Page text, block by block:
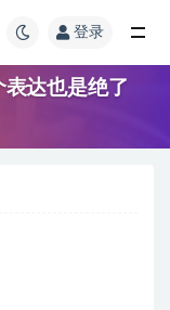
登录
表达也是绝了